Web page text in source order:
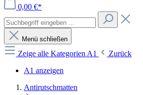
0,00 €*
Menü schließen
Zeige alle Kategorien A1
Zurück
A1 anzeigen
Antirutschmatten